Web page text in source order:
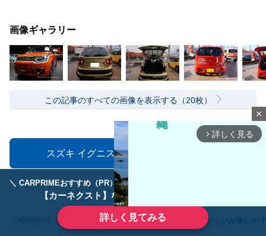
＼ CARPRIMEおすすめ（PR） ／
【カーネクスト】ならどんなクルマも高価買取
詳しく見てみる
画像ギャラリー
この記事のすべての画像を表示する（20枚）
スズキ イグニスの中古車を見てみる
CARPRIMEトップ スズキ イグニス ラゲッジが使いや
close
arrow_forward_ios 詳しく見る